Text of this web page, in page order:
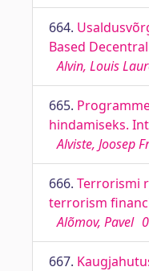
664.
Based
Alvin, Louis
665.
hindamiseks.
Alviste, Joosep
666. Terrorismi
terrorism
Alõmov, Pavel
667.